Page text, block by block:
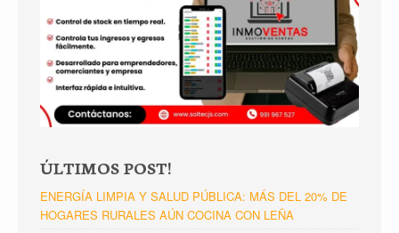
ÚLTIMOS POST!
ENERGÍA LIMPIA Y SALUD PÚBLICA: MÁS DEL 20% DE
HOGARES RURALES AÚN COCINA CON LEÑA